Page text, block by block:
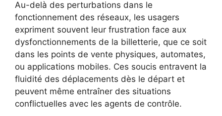
Au-delà des perturbations dans le
fonctionnement des réseaux, les usagers
expriment souvent leur frustration face aux
dysfonctionnements de la billetterie, que ce soit
dans les points de vente physiques, automates,
ou applications mobiles. Ces soucis entravent la
fluidité des déplacements dès le départ et
peuvent même entraîner des situations
conflictuelles avec les agents de contrôle.